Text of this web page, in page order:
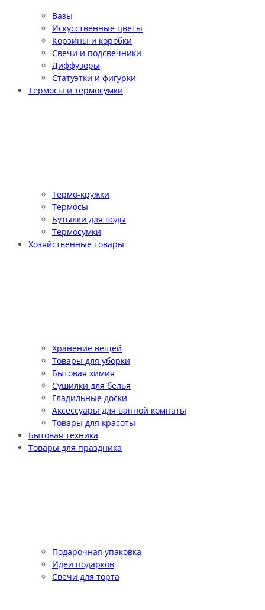
Вазы
Искусственные цветы
Корзины и коробки
Свечи и подсвечники
Диффузоры
Статуэтки и фигурки
Термосы и термосумки
Термо-кружки
Термосы
Бутылки для воды
Термосумки
Хозяйственные товары
Хранение вещей
Товары для уборки
Бытовая химия
Сушилки для белья
Гладильные доски
Аксессуары для ванной комнаты
Товары для красоты
Бытовая техника
Товары для праздника
Подарочная упаковка
Идеи подарков
Свечи для торта